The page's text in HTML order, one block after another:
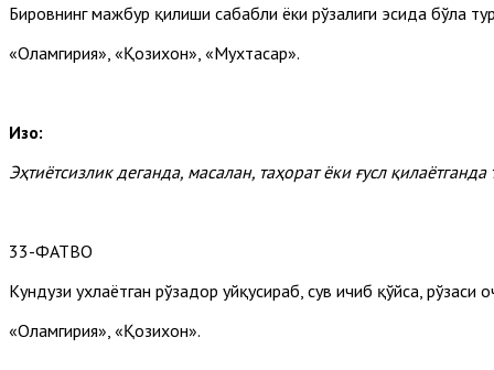
Бировнинг мажбур қилиши сабабли ёки рўзалиги эсида бўла
«Оламгирия», «Қозихон», «Мухтасар».
Изоҳ:
Эҳтиётсизлик деганда, масалан, таҳоратёки ғусл қилаётганда
33-ФАТВО
Кундузи ухлаётган рўзадор уйқусираб, сув ичиб қўйса,
«Оламгирия», «Қозихон».